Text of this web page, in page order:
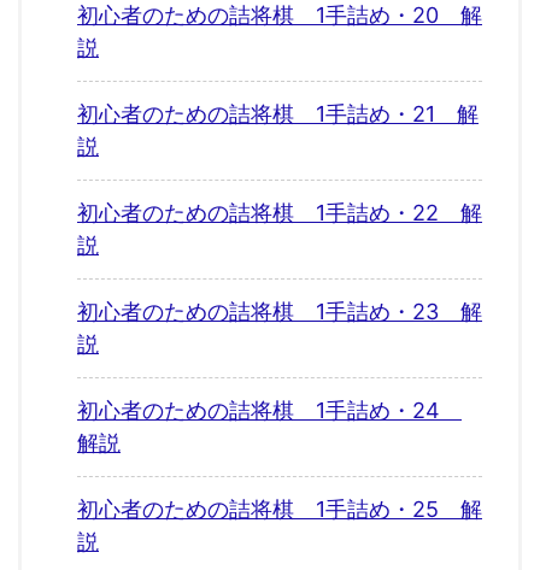
初心者のための詰将棋 1手詰め・20 解
説
初心者のための詰将棋 1手詰め・21 解
説
初心者のための詰将棋 1手詰め・22 解
説
初心者のための詰将棋 1手詰め・23 解
説
初心者のための詰将棋 1手詰め・24
解説
初心者のための詰将棋 1手詰め・25 解
説